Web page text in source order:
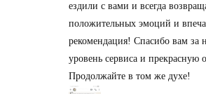
ездили с вами и всегда
положительных эмоций и
рекомендация! Спасибо вам за
уровень сервиса и прекрасную
Продолжайте в том же духе!